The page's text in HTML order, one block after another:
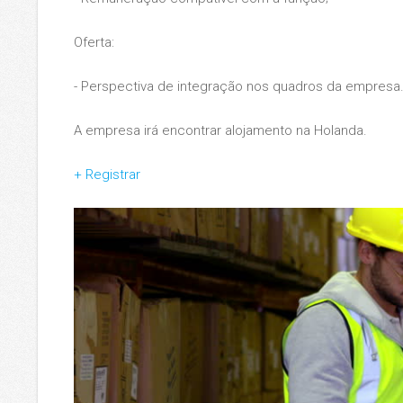
Oferta:
- Perspectiva de integração nos quadros da empresa.
A empresa irá encontrar alojamento na Holanda.
+ Registrar